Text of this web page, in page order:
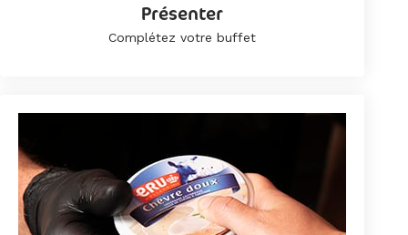
Présenter
Complétez votre buffet